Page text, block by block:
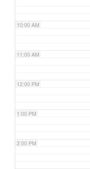
10:00 AM
11:00 AM
12:00 PM
1:00 PM
2:00 PM